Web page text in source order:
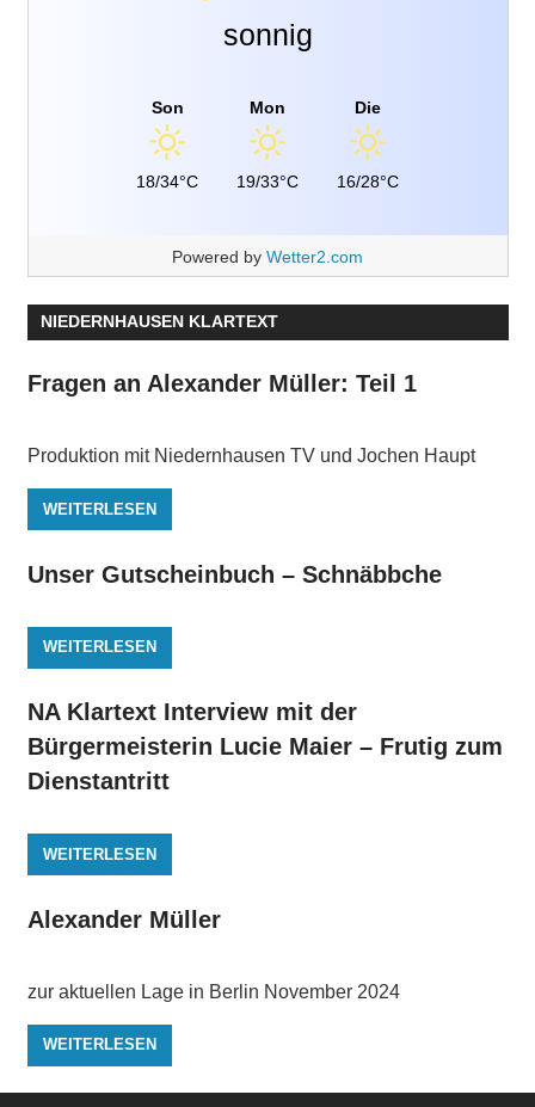
sonnig
Son
18/34°C
Mon
19/33°C
Die
16/28°C
Powered by Wetter2.com
NIEDERNHAUSEN KLARTEXT
Fragen an Alexander Müller: Teil 1
Produktion mit Niedernhausen TV und Jochen Haupt
WEITERLESEN
Unser Gutscheinbuch – Schnäbbche
WEITERLESEN
NA Klartext Interview mit der
Bürgermeisterin Lucie Maier – Frutig zum
Dienstantritt
WEITERLESEN
Alexander Müller
zur aktuellen Lage in Berlin November 2024
WEITERLESEN